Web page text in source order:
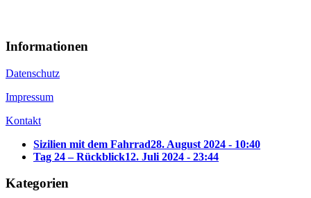
Informationen
Datenschutz
Impressum
Kontakt
Sizilien mit dem Fahrrad28. August 2024 - 10:40
Tag 24 – Rückblick12. Juli 2024 - 23:44
Kategorien